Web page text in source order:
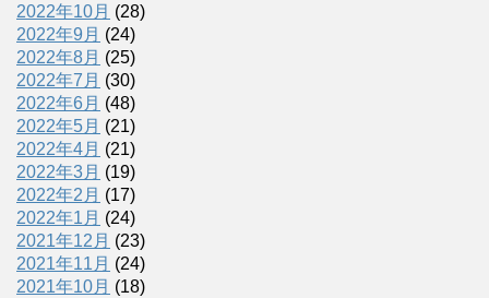
2022年10月 (28)
2022年9月 (24)
2022年8月 (25)
2022年7月 (30)
2022年6月 (48)
2022年5月 (21)
2022年4月 (21)
2022年3月 (19)
2022年2月 (17)
2022年1月 (24)
2021年12月 (23)
2021年11月 (24)
2021年10月 (18)